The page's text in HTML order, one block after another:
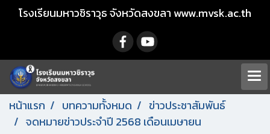
โรงเรียนมหาวชิราวุธ จังหวัดสงขลา www.mvsk.ac.th
หน้าแรก บทความทั้งหมด
ข่าวประชาสัมพันธ์
จดหมายข่าวประจำปี 2568 เดือนเมษายน